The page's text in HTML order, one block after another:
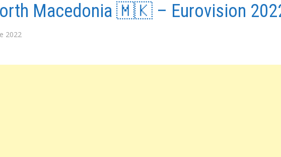
Macedonia 🇲🇰 – Eurovision
2022